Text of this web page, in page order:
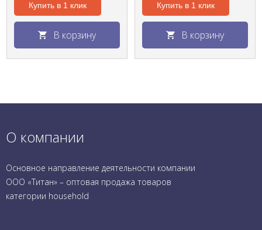
Купить в 1 клик
В корзину
Купить в 1 клик
В корзину
О компании
Основное направление деятельности компании
ООО «Титан» – оптовая продажа товаров
категории household